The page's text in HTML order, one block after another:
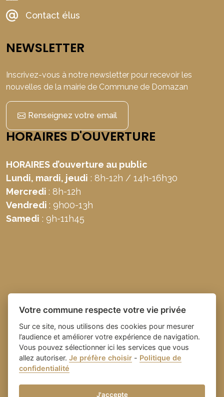
Contact élus
NEWSLETTER
Inscrivez-vous à notre newsletter pour recevoir les
nouvelles de la mairie de Commune de Domazan
Renseignez votre email
HORAIRES D'OUVERTURE
HORAIRES d’ouverture au public
Lundi, mardi, jeudi : 8h-12h / 14h-16h30
Mercredi : 8h-12h
Vendredi : 9h00-13h
Samedi : 9h-11h45
Place du village la solution web
et appli des collectivités
- Commune de
-
Gestion des cookies
Votre commune respecte votre vie privée
Sur ce site, nous utilisons des cookies pour mesurer
l’audience et améliorer votre expérience de navigation.
Vous pouvez sélectionner ici les services que vous
allez autoriser.Je préfère choisir - Politique de
confidentialité
J'accepte